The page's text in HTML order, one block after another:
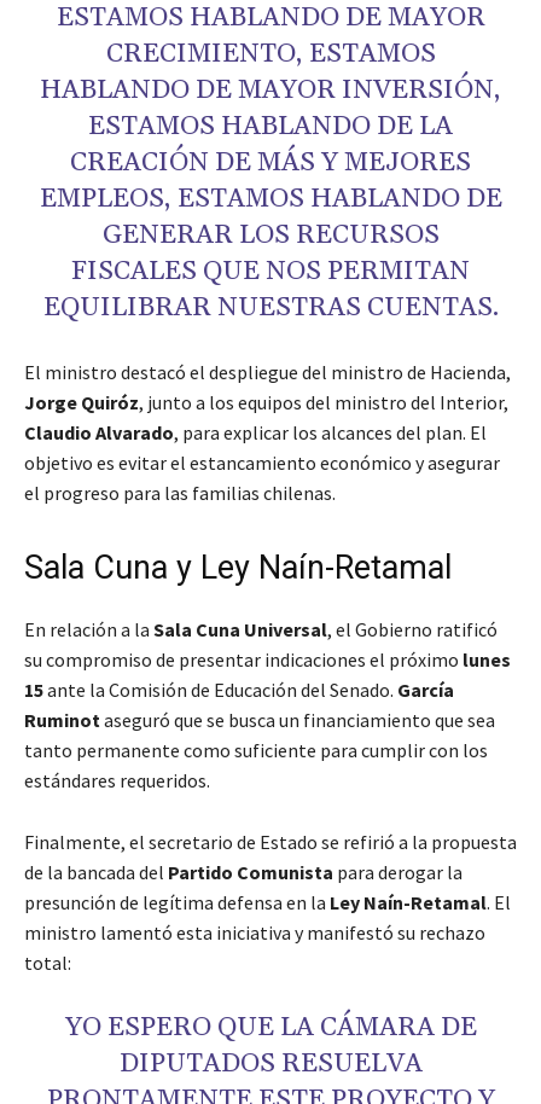
ESTAMOS HABLANDO DE MAYOR
CRECIMIENTO, ESTAMOS
HABLANDO DE MAYOR INVERSIÓN,
ESTAMOS HABLANDO DE LA
CREACIÓN DE MÁS Y MEJORES
EMPLEOS, ESTAMOS HABLANDO DE
GENERAR LOS RECURSOS
FISCALES QUE NOS PERMITAN
EQUILIBRAR NUESTRAS CUENTAS.
El ministro destacó el despliegue del ministro de Hacienda,
Jorge Quiróz, junto a los equipos del ministro del Interior,
Claudio Alvarado, para explicar los alcances del plan. El
objetivo es evitar el estancamiento económico y asegurar
el progreso para las familias chilenas.
Sala Cuna y Ley Naín-Retamal
En relación a la Sala Cuna Universal, el Gobierno ratificó
su compromiso de presentar indicaciones el próximo lunes
15ante la Comisión de Educación del Senado. García
Ruminotaseguró que se busca un financiamiento que sea
tanto permanente como suficiente para cumplir con los
estándares requeridos.
Finalmente, el secretario de Estado se refirió a la propuesta
de la bancada del Partido Comunista para derogar la
presunción de legítima defensa en la Ley Naín-Retamal. El
ministro lamentó esta iniciativa y manifestó su rechazo
total:
YO ESPERO QUE LA CÁMARA DE
DIPUTADOS RESUELVA